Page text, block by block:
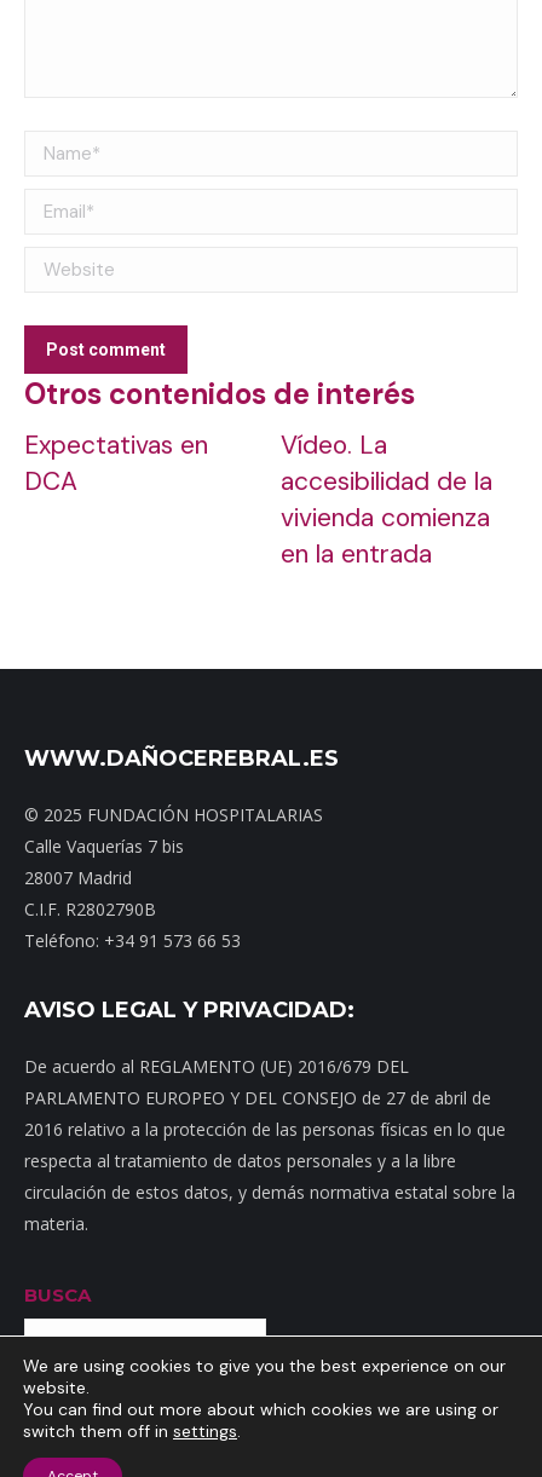
Name *
Email *
Website
Post comment
Otros contenidos de interés
Expectativas en
DCA
Vídeo. La
accesibilidad de la
vivienda comienza
en la entrada
WWW.DAÑOCEREBRAL.ES
© 2025 FUNDACIÓN HOSPITALARIAS
Calle Vaquerías 7 bis
28007 Madrid
C.I.F. R2802790B
Teléfono: +34 91 573 66 53
AVISO LEGAL Y PRIVACIDAD:
De acuerdo al REGLAMENTO (UE) 2016/679 DEL
PARLAMENTO EUROPEO Y DEL CONSEJO de 27 de abril de
2016 relativo a la protección de las personas físicas en lo que
respecta al tratamiento de datos personales y a la libre
circulación de estos datos, y demás normativa estatal sobre la
materia.
BUSCA
Buscar
Inicio Mapa web
We are using cookies to give you the best experience on our
website.
You can find out more about which cookies we are using or
switch them off in settings.